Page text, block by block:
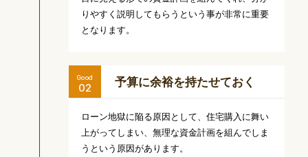
りやすく説明してもらうという事が非常に重要
となります。
Good 予算に余裕を持たせておく
ローン地獄に陥る原因として、住宅購入に舞い
上がってしまい、無理な資金計画を組んでしま
うという原因があります。